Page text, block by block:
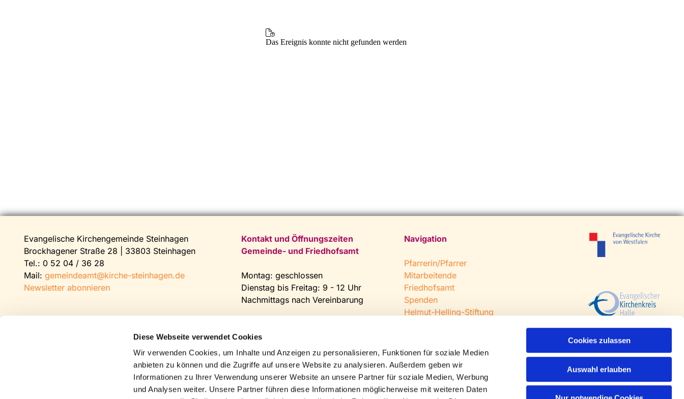
Diese Webseite verwendet Cookies
Wir verwenden Cookies, um Inhalte und Anzeigen zu personalisieren, Funktionen für soziale Medien
anbieten zu können und die Zugriffe auf unsere Website zu analysieren. Außerdem geben wir
Informationen zu Ihrer Verwendung unserer Website an unsere Partner für soziale Medien, Werbung
und Analysen weiter. Unsere Partner führen diese Informationen möglicherweise mit weiteren Daten
Cookies zulassen
Auswahl erlauben
Evangelische Kirchengemeinde Steinhagen
Brockhagener Straße 28 | 33803 Steinhagen
Tel.: 0 52 04 / 36 28
Mail: gemeindeamt@kirche-steinhagen.de
Newsletter abonnieren
Kontakt und Öffnungszeiten
Gemeinde- und Friedhofsamt
Montag: geschlossen
Dienstag bis Freitag: 9 - 12 Uhr
Nachmittags nach Vereinbarung
Fax: 0 52 04 / 25 65
Mail: gemeindeamt@kirche-
steinhagen.de
Navigation
Pfarrerin/Pfarrer
Mitarbeitende
Friedhofsamt
Spenden
Helmut-Helling-Stiftung